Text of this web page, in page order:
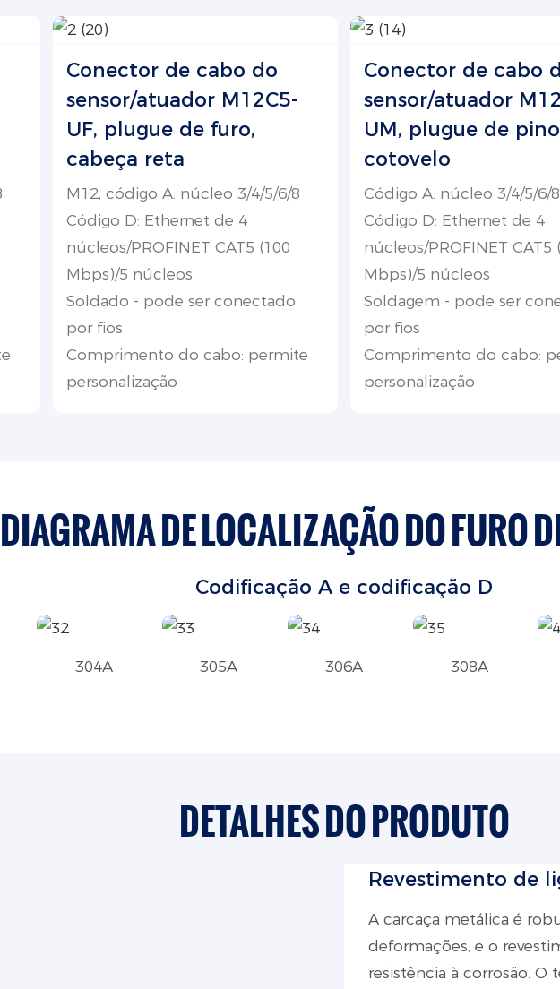
Conector de cabo do
sensor/atuador M12C5-
UF, plugue de furo,
cabeça reta
M12, código A: núcleo 3/4/5/6/8
Código D: Ethernet de 4
núcleos/PROFINET CAT5 (100
Mbps)/5 núcleos
Soldado - pode ser conectado
por fios
Comprimento do cabo: permite
personalização
Conector de cabo
sensor/atuador
UM, plugue de
cotovelo
Código A: núcleo 3/4/5/6/8
Código D: Ethernet de 4
núcleos/PROFINET CAT5
Mbps)/5 núcleos
Soldagem - pode ser
por fios
Comprimento do cabo:
personalização
DIAGRAMA DE LOCALIZAÇÃO DO FURO
Codificação A e codificação D
304A 305A 306A 308A
DETALHES DO PRODUTO
Revestimento de
A carcaça metálica é
deformações, e o
resistência à corrosão. O